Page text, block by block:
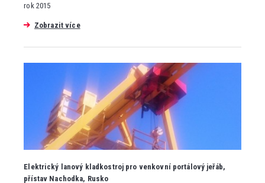
rok 2015
Zobrazit více
Elektrický lanový kladkostroj pro venkovní portálový jeřáb,
přístav Nachodka, Rusko